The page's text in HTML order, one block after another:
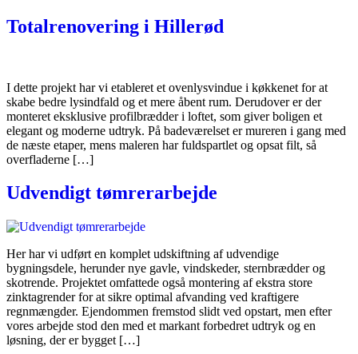
Totalrenovering i Hillerød
I dette projekt har vi etableret et ovenlysvindue i køkkenet for at
skabe bedre lysindfald og et mere åbent rum. Derudover er der
monteret eksklusive profilbrædder i loftet, som giver boligen et
elegant og moderne udtryk. På badeværelset er mureren i gang med
de næste etaper, mens maleren har fuldspartlet og opsat filt, så
overfladerne […]
Udvendigt tømrerarbejde
Her har vi udført en komplet udskiftning af udvendige
bygningsdele, herunder nye gavle, vindskeder, sternbrædder og
skotrende. Projektet omfattede også montering af ekstra store
zinktagrender for at sikre optimal afvanding ved kraftigere
regnmængder. Ejendommen fremstod slidt ved opstart, men efter
vores arbejde stod den med et markant forbedret udtryk og en
løsning, der er bygget […]